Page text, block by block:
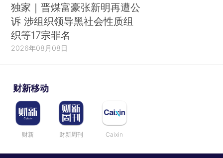
独家｜晋煤富豪张新明再遭公
诉 涉组织领导黑社会性质组
织等17宗罪名
2026年08月08日
财新移动
财新 财新周刊 Caixin